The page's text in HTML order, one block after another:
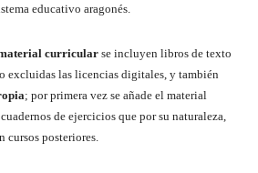
educativo aragonés.
curricularse incluyen libros de texto
excluidas las licencias digitales, y también
; por primera vez se añade el material
de ejercicios que por su naturaleza,
cursos posteriores.